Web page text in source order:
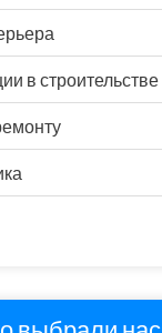
в строительстве